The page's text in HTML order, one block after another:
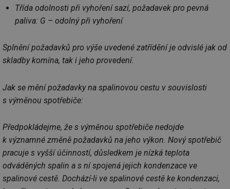
Třída odolnosti při vyhoření sazí, požadavek pro pevná
paliva: G – odolný při vyhoření
Splnění požadavků pro výše uvedené zatřídění je odvislé jak od
skladby komína, tak i jeho provedení.
Jak se mění požadavky na spalinovou cestu v souvislosti
s výměnou spotřebiče:
Předpokládejme, že s výměnou spotřebiče nedojde
k významné změně požadavků na jeho výkon. Nový spotřebič
pracuje s vyšší účinností, důsledkem je nízká teplota
odváděných spalin a s ní spojená jejich kondenzace ve
spalinové cestě. Dochází-li ve spalinové cestě ke kondenzaci,